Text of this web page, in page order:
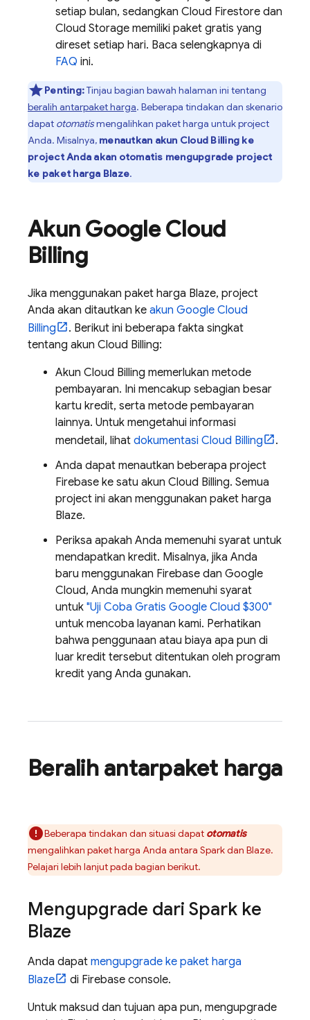
setiap bulan, sedangkan Cloud Firestore dan
Cloud Storage memiliki paket gratis yang
direset setiap hari. Baca selengkapnya di
FAQ ini.
Penting:Tinjau bagian bawah halaman ini tentang
beralih antarpaket harga. Beberapa tindakan dan skenario
dapat otomatismengalihkan paket harga untuk project
Anda. Misalnya, menautkan akun Cloud Billing ke
project Anda akan otomatis mengupgrade project
ke paket harga Blaze.
Akun GoogleCloud
Billing
Jika menggunakan paket harga Blaze, project
Anda akan ditautkan ke akun Google Cloud
Billing
. Berikut ini beberapa fakta singkat
tentang akun Cloud Billing:
Akun Cloud Billing memerlukan metode
pembayaran. Ini mencakup sebagian besar
kartu kredit, serta metode pembayaran
lainnya. Untuk mengetahui informasi
mendetail, lihat dokumentasi Cloud Billing
.
Anda dapat menautkan beberapa project
Firebase ke satu akun Cloud Billing. Semua
project ini akan menggunakan paket harga
Blaze.
Periksa apakah Anda memenuhi syarat untuk
mendapatkan kredit. Misalnya, jika Anda
baru menggunakan Firebase dan Google
Cloud, Anda mungkin memenuhi syarat
untuk "Uji Coba Gratis Google Cloud $300"
untuk mencoba layanan kami. Perhatikan
bahwa penggunaan atau biaya apa pun di
luar kredit tersebut ditentukan oleh program
kredit yang Anda gunakan.
Beralih antarpaket harga
Beberapa tindakan dan situasi dapat otomatis
mengalihkan paket harga Anda antara Spark dan Blaze.
Pelajari lebih lanjut pada bagian berikut.
Mengupgrade dari Spark ke
Blaze
Anda dapat mengupgrade ke paket harga
Blaze
di Firebase console.
Untuk maksud dan tujuan apa pun, mengupgrade